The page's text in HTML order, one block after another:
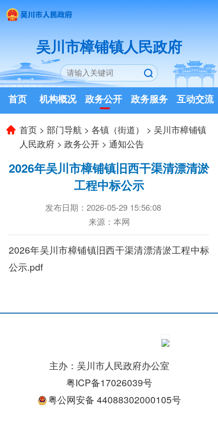
吴川市樟铺镇人民政府
首页 机构概况 政务公开 政务服务 互动交流
首页 >部门导航 >各镇（街道） > 吴川市樟铺镇
人民政府 >政务公开 >通知公告
2026年吴川市樟铺镇旧西干渠清漂清淤
工程中标公示
发布日期：2026-05-29 15:56:08
来源：本网
2026年吴川市樟铺镇旧西干渠清漂清淤工程中标
公示.pdf
主办：吴川市人民政府办公室
粤ICP备17026039号
粤公网安备 44088302000105号